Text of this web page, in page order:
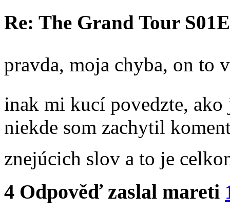
Re: The Grand Tour
pravda, moja chyba, on to
inak mi kucí povedzte,
niekde som zachytil
znejúcich slov a to je
4 Odpověď zaslal mareti